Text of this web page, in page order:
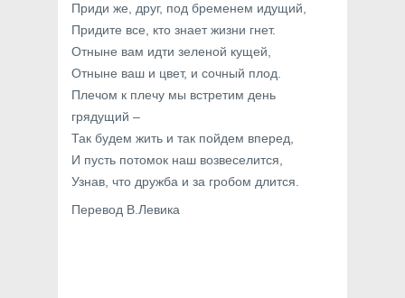
Приди же, друг, под бременем идущий,
Придите все, кто знает жизни гнет.
Отныне вам идти зеленой кущей,
Отныне ваш и цвет, и сочный плод.
Плечом к плечу мы встретим день
грядущий –
Так будем жить и так пойдем вперед,
И пусть потомок наш возвеселится,
Узнав, что дружба и за гробом длится.
Перевод В.Левика